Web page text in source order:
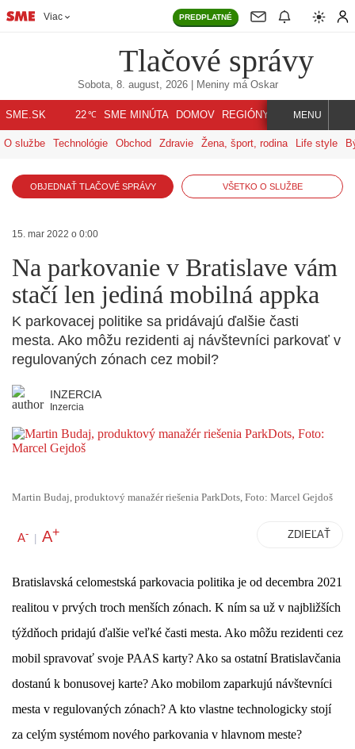
Viac PREDPLATNÉ
Tlačové správy
Sobota, 8. august, 2026| Meniny má Oskar
SME.SK 22℃ SME MINÚTA DOMOV REGIÓNY INDEX SVET
MENU
O službe Technológie Obchod Zdravie Žena, šport, rodina Life style
OBJEDNAŤ TLAČOVÉ SPRÁVY VŠETKO O SLUŽBE
15. mar 2022 o 0:00
Na parkovanie v Bratislave vám
stačí len jediná mobilná appka
K parkovacej politike sa pridávajú ďalšie časti
mesta. Ako môžu rezidenti aj návštevníci parkovať v
regulovaných zónach cez mobil?
INZERCIA
Inzercia
Martin Budaj, produktový manažér riešenia ParkDots, Foto: Marcel Gejdoš
A- | A+ ZDIEĽAŤ
Bratislavská celomestská parkovacia politika je od decembra 2021
realitou v prvých troch menších zónach. K ním sa už v najbližších
týždňoch pridajú ďalšie veľké časti mesta. Ako môžu rezidenti cez
mobil spravovať svoje PAAS karty? Ako sa ostatní Bratislavčania
dostanú k bonusovej karte? Ako mobilom zaparkujú návštevníci
mesta v regulovaných zónach? A kto vlastne technologicky stojí
za celým systémom nového parkovania v hlavnom meste?